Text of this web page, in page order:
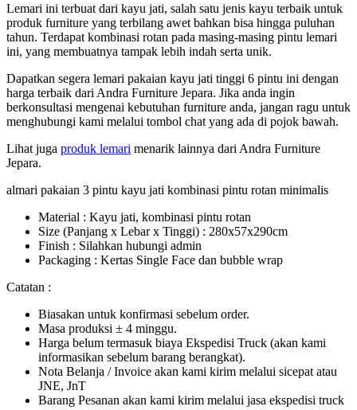
Lemari ini terbuat dari kayu jati, salah satu jenis kayu terbaik untuk
produk furniture yang terbilang awet bahkan bisa hingga puluhan
tahun. Terdapat kombinasi rotan pada masing-masing pintu lemari
ini, yang membuatnya tampak lebih indah serta unik.
Dapatkan segera lemari pakaian kayu jati tinggi 6 pintu ini dengan
harga terbaik dari Andra Furniture Jepara. Jika anda ingin
berkonsultasi mengenai kebutuhan furniture anda, jangan ragu untuk
menghubungi kami melalui tombol chat yang ada di pojok bawah.
Lihat juga produk lemari menarik lainnya dari Andra Furniture
Jepara.
almari pakaian 3 pintu kayu jati kombinasi pintu rotan minimalis
Material : Kayu jati, kombinasi pintu rotan
Size (Panjang x Lebar x Tinggi) : 280x57x290cm
Finish : Silahkan hubungi admin
Packaging : Kertas Single Face dan bubble wrap
Catatan :
Biasakan untuk konfirmasi sebelum order.
Masa produksi ± 4 minggu.
Harga belum termasuk biaya Ekspedisi Truck (akan kami
informasikan sebelum barang berangkat).
Nota Belanja / Invoice akan kami kirim melalui sicepat atau
JNE, JnT
Barang Pesanan akan kami kirim melalui jasa ekspedisi truck